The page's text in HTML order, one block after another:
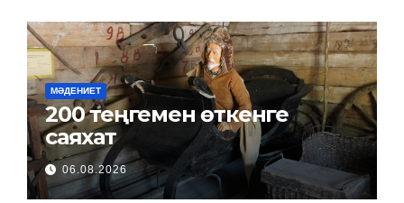
МӘДЕНИЕТ
200 теңгемен өткенге
саяхат
06.08.2026